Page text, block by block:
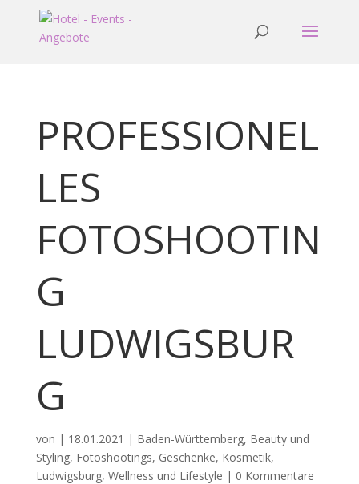
PROFESSIONEL
LES
FOTOSHOOTIN
G
LUDWIGSBUR
G
von | 18.01.2021 | Baden-Württemberg, Beauty und
Styling, Fotoshootings, Geschenke, Kosmetik,
Ludwigsburg, Wellness und Lifestyle | 0 Kommentare